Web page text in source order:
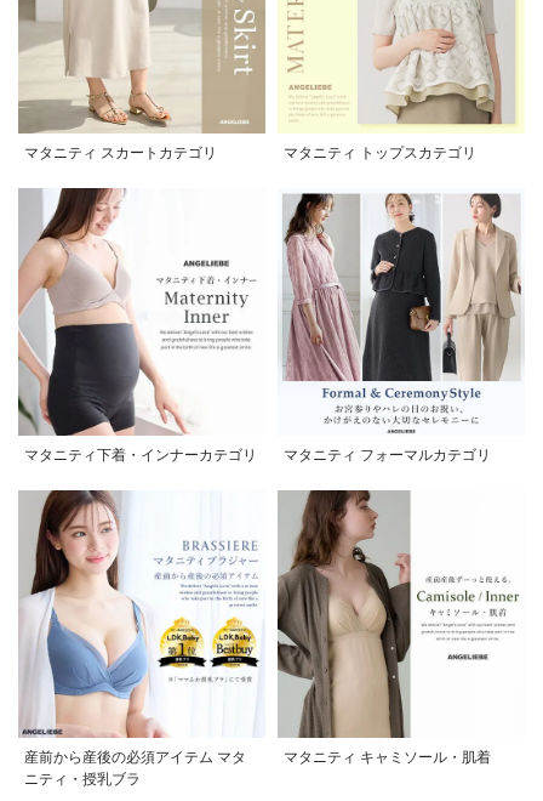
マタニティ スカートカテゴリ マタニティ トップスカテゴリ
マタニティ下着・インナーカテゴリ マタニティ フォーマルカテゴリ
産前から産後の必須アイテム マタ
ニティ・授乳ブラ
マタニティ キャミソール・肌着